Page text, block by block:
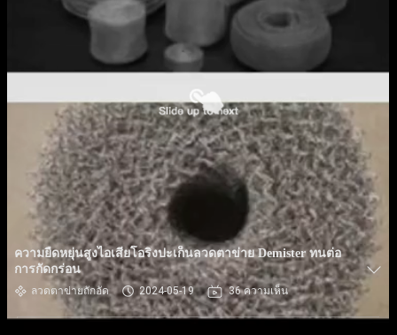
ความยืดหยุ่นสูงไอเสียโอริงปะเก็นลวดตาข่าย Demister ทนต่อ
การกัดกร่อน
ลวดตาข่ายถักอัด 2024-05-19 36 ความเห็น